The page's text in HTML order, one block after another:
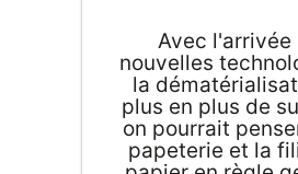
Avec l'arrivée
nouvelles
la
plus en plus de
on pourrait
papeterie et la